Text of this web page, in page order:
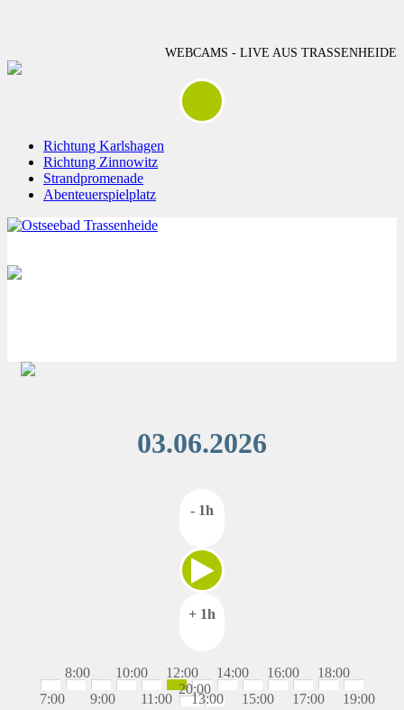
WEBCAMS - LIVE AUS TRASSENHEIDE
Richtung Karlshagen
Richtung Zinnowitz
Strandpromenade
Abenteuerspielplatz
03.06.2026
- 1h
+ 1h
7:00
8:00
9:00
10:00
11:00
12:00
13:00
14:00
15:00
16:00
17:00
18:00
19:00
20:00